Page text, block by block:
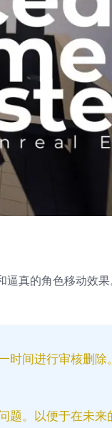
真的角色移动效
时间进行审核删
题。以便于在未来